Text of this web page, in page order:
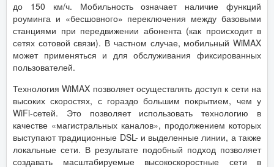
до 150 км/ч. Мобильность означает наличие функций
роуминга и «бесшовного» переключения между базовыми
станциями при передвижении абонента (как происходит в
сетях сотовой связи). В частном случае, мобильный WiMAX
может применяться и для обслуживания фиксированных
пользователей.
Технология WiMAX позволяет осуществлять доступ к сети на
высоких скоростях, с гораздо большим покрытием, чем у
WiFi-сетей. Это позволяет использовать технологию в
качестве «магистральных каналов», продолжением которых
выступают традиционные DSL- и выделенные линии, а также
локальные сети. В результате подобный подход позволяет
создавать масштабируемые высокоскоростные сети в